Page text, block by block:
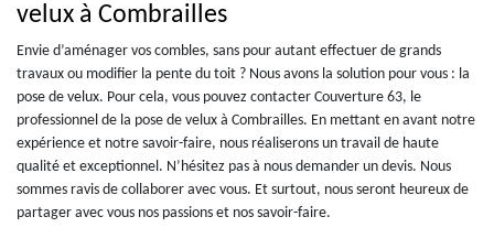
velux à Combrailles
Envie d’aménager vos combles, sans pour autant effectuer de grands
travaux ou modifier la pente du toit ? Nous avons la solution pour vous : la
pose de velux. Pour cela, vous pouvez contacter Couverture 63, le
professionnel de la pose de velux à Combrailles. En mettant en avant notre
expérience et notre savoir-faire, nous réaliserons un travail de haute
qualité et exceptionnel. N’hésitez pas à nous demander un devis. Nous
sommes ravis de collaborer avec vous. Et surtout, nous seront heureux de
partager avec vous nos passions et nos savoir-faire.